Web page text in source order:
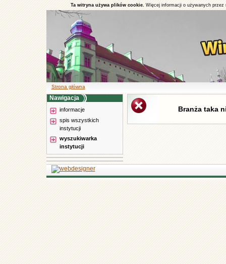
Ta witryna używa plików cookie. Więcej informacji o używanych
Strona główna
Nawigacja
informacje
spis wszystkich
instytucji
wyszukiwarka
instytucji
Branża taka